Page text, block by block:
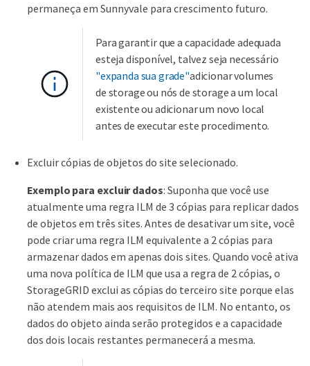
permaneça em Sunnyvale para crescimento futuro.
Para garantir que a capacidade adequada
esteja disponível, talvez seja necessário
"expanda sua grade"adicionar volumes
de storage ou nós de storage a um local
existente ou adicionar um novo local
antes de executar este procedimento.
Excluir cópias de objetos do site selecionado.
Exemplo para excluir dados: Suponha que você use
atualmente uma regra ILM de 3 cópias para replicar dados
de objetos em três sites. Antes de desativar um site, você
pode criar uma regra ILM equivalente a 2 cópias para
armazenar dados em apenas dois sites. Quando você ativa
uma nova política de ILM que usa a regra de 2 cópias, o
StorageGRID exclui as cópias do terceiro site porque elas
não atendem mais aos requisitos de ILM. No entanto, os
dados do objeto ainda serão protegidos e a capacidade
dos dois locais restantes permanecerá a mesma.